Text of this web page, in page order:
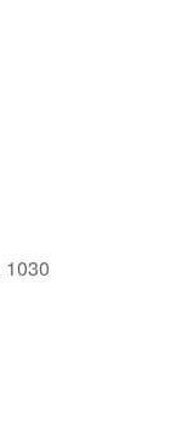
1030